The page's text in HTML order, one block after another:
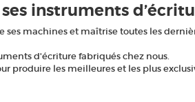
instruments
machines et maîtrise toutes les
d'écriture fabriqués chez nous.
produire les meilleures et les plus